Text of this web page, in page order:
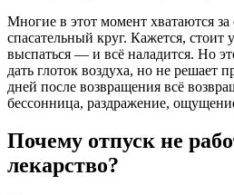
Многие в этот момент хватаются за
спасательный круг. Кажется, стоит
выспаться — и всё наладится. Но
дать глоток воздуха, но не решает
дней после возвращения всё
бессонница, раздражение,
Почему отпуск не
лекарство?